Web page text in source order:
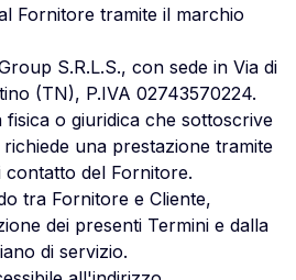
Fornitore tramite il marchio
S.R.L.S., con sede in Via di
(TN), P.IVA 02743570224.
fisica o giuridica che sottoscrive
una prestazione tramite
contatto del Fornitore.
tra Fornitore e Cliente,
dei presenti Termini e dalla
di servizio.